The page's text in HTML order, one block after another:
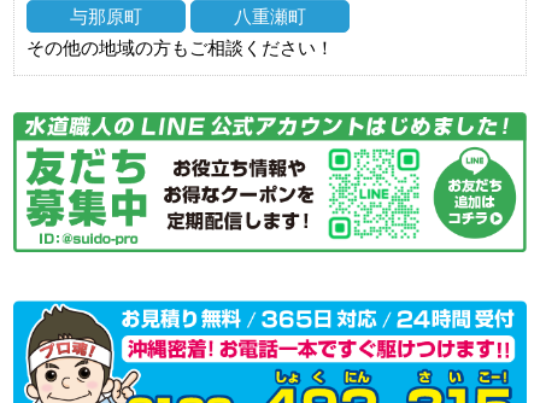
与那原町
八重瀬町
その他の地域の方もご相談ください！